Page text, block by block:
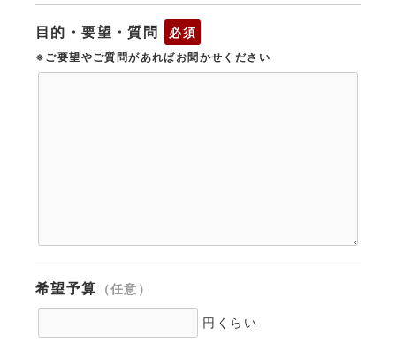
目的・要望・質問 必須
※ご要望やご質問があればお聞かせください
希望予算 （任意）
円くらい